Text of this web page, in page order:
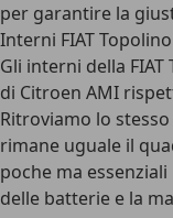
per garantire la
Interni FIAT Topolino
Gli interni della FIAT
di Citroen AMI
Ritroviamo lo
rimane uguale il
poche ma
delle batterie e la